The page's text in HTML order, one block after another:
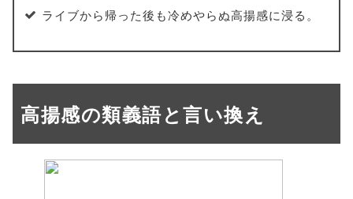
ライブから帰った後も冷めやらぬ高揚感に浸る。
高揚感の類義語と言い換え